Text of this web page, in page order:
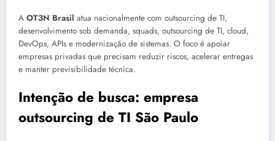
A OT3N Brasil atua nacionalmente com outsourcing de TI,
desenvolvimento sob demanda, squads, outsourcing de TI, cloud,
DevOps, APIs e modernização de sistemas. O foco é apoiar
empresas privadas que precisam reduzir riscos, acelerar entregas
e manter previsibilidade técnica.
Intenção de busca: empresa
outsourcing de TI São Paulo